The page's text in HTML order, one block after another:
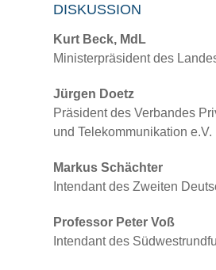
DISKUSSION
Kurt Beck, MdL
Ministerpräsident des
Jürgen Doetz
Präsident des Verbandes
und Telekommunikation e.V.
Markus Schächter
Intendant des Zweiten
Professor Peter Voß
Intendant des